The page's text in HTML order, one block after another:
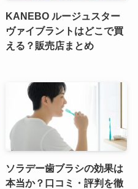
KANEBO ルージュスター
ヴァイブラントはどこで買
える？販売店まとめ
ソラデー歯ブラシの効果は
本当か？口コミ・評判を徹